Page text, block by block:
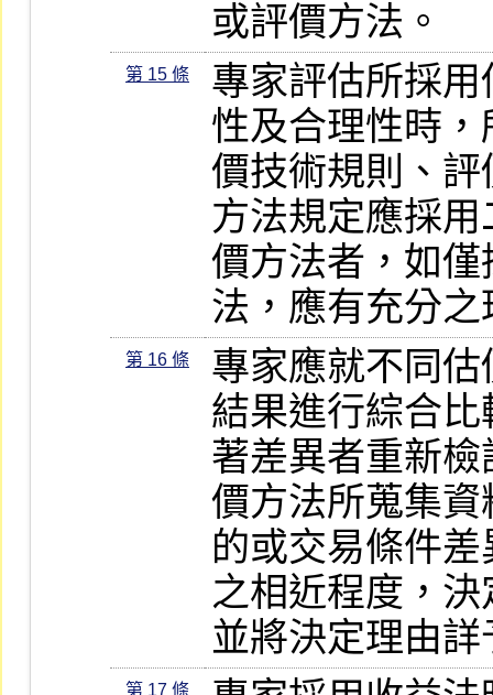
或評價方法。
第 15 條
專家評估所採
性及合理性時
價技術規則、
方法規定應採
價方法者，如
法，應有充分之
第 16 條
專家應就不同
結果進行綜合
著差異者重新
價方法所蒐集
的或交易條件
之相近程度，
並將決定理由詳
第 17 條